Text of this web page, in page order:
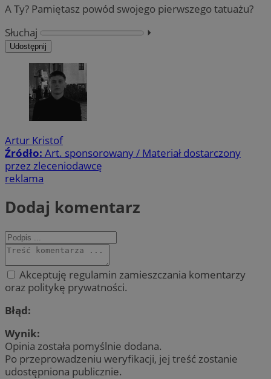
A Ty? Pamiętasz powód swojego pierwszego tatuażu?
Słuchaj
⏵︎
Udostępnij
Artur Kristof
Źródło: Art. sponsorowany / Materiał dostarczony
przez zleceniodawcę
reklama
Dodaj komentarz
Akceptuję regulamin zamieszczania komentarzy
oraz politykę prywatności.
Błąd:
Wynik:
Opinia została pomyślnie dodana.
Po przeprowadzeniu weryfikacji, jej treść zostanie
udostępniona publicznie.